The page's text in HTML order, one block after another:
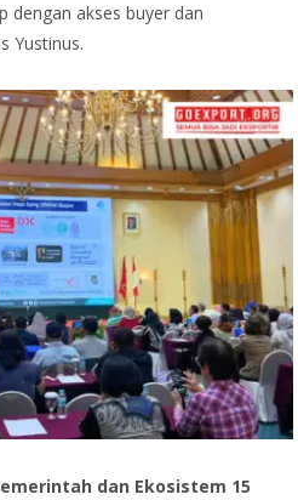
dengan akses buyer dan
Yustinus.
dan Ekosistem 15